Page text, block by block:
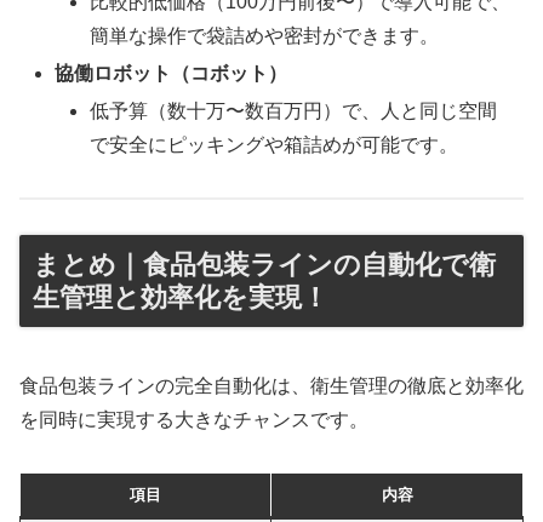
簡単な操作で袋詰めや密封ができます。
協働ロボット（コボット）
低予算（数十万〜数百万円）で、人と同じ空間
で安全にピッキングや箱詰めが可能です。
まとめ｜食品包装ラインの自動化で衛
生管理と効率化を実現！
食品包装ラインの完全自動化は、衛生管理の徹底と効率化
を同時に実現する大きなチャンスです。
項目 内容